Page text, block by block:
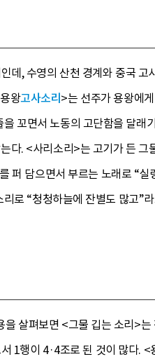
데, 수영의 산천 경계와 중국 고
왕고사소리>는 선주가 용왕에
꼬면서 노동의 고단함을 달래
. <사리소리>는 고기가 든 그
퍼 담으면서 부르는 노래로 “
로 “청청하늘에 잔별도 많고”
살펴보면 <그물 깁는 소리>
1행이 4·4조로 된 것이 많다. <